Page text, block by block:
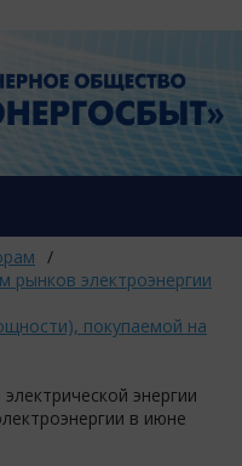
/
рынков электроэнергии
покупаемой на
энергии
в июне